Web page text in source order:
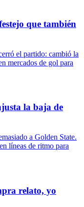
que también
el partido: cambió la
mercados de gol para
la baja de
a Golden State.
líneas de ritmo para
relato, yo